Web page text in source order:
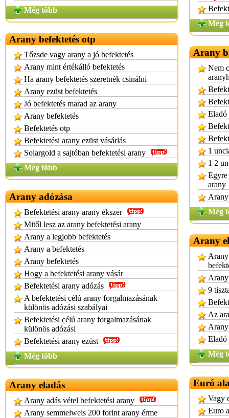
Még több
Arany befektetés otp
Tőzsde vagy arany a jó befektetés
Arany mint értékálló befektetés
Ha arany befektetés szeretnék csinálni
Arany ezüst befektetés
Jó befektetés marad az arany
Arany befektetés
Befektetés otp
Befektetési arany ezüst vásárlás
Solargold a sajtóban befektetési arany
Még több
Arany adózása
Befektetési arany arany ékszer
Mitől lesz az arany befektetési arany
Arany a legjobb befektetés
Arany a befektetés
Arany befektetés
Hogy a befektetési arany vásár
Befektetési arany adózás
A befektetési célú arany forgalmazásának
különös adózási szabályai
Befektetési célú arany forgalmazásának
különös adózási
Befektetési arany ezüst
Még több
Arany eladás
Arany adás vétel befektetési arany
Arany semmelweis 200 forint arany érme
Még
Arany
Nem
Eladó
1
1 2
Egyre
arany
Még
Arany
Arany
9
Az
Eladó
Még
Euró
Vagy
Euro